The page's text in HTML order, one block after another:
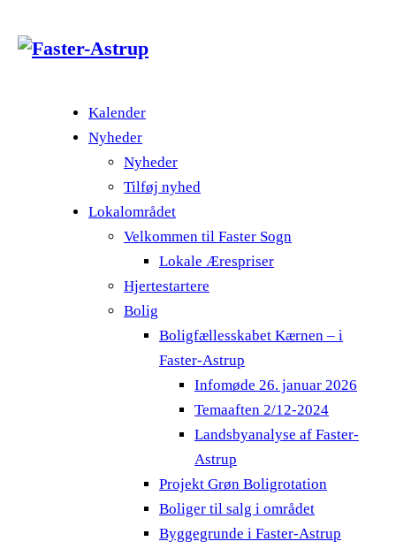
Kalender
Nyheder
Nyheder
Tilføj nyhed
Lokalområdet
Velkommen til Faster Sogn
Lokale Ærespriser
Hjertestartere
Bolig
Boligfællesskabet Kærnen – i
Faster-Astrup
Infomøde 26. januar 2026
Temaaften 2/12-2024
Landsbyanalyse af Faster-
Astrup
Projekt Grøn Boligrotation
Boliger til salg i området
Byggegrunde i Faster-Astrup